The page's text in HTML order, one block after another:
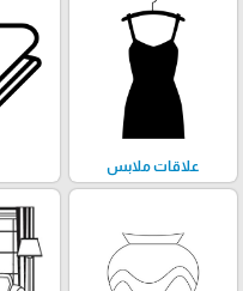
علاقات ملابس